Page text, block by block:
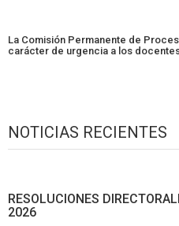
La Comisión Permanente de
carácter de urgencia a los
NOTICIAS RECIENTES
RESOLUCIONES
2026